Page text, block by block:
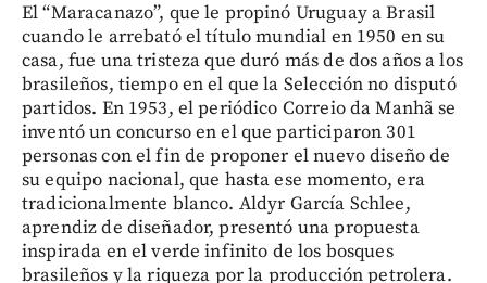
El “Maracanazo”, que le propinó Uruguay a Brasil
cuando le arrebató el título mundial en 1950 en su
casa, fue una tristeza que duró más de dos años a los
brasileños, tiempo en el que la Selección no disputó
partidos. En 1953, el periódico Correio da Manhã se
inventó un concurso en el que participaron 301
personas con el fin de proponer el nuevo diseño de
su equipo nacional, que hasta ese momento, era
tradicionalmente blanco. Aldyr García Schlee,
aprendiz de diseñador, presentó una propuesta
inspirada en el verde infinito de los bosques
brasileños y la riqueza por la producción petrolera.